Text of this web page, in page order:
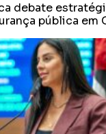
debate
pública em